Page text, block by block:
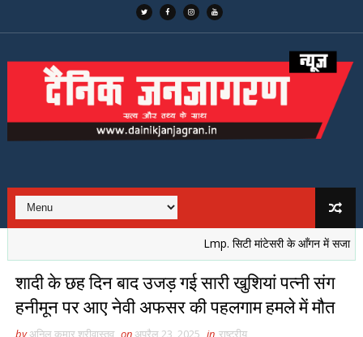
Lmp. सिटी मांटेसरी के आँगन में सजा नेतृत्व
शादी के छह दिन बाद उजड़ गई सारी खुशियां पत्नी संग
हनीमून पर आए नेवी अफसर की पहलगाम हमले में मौत
byअनिल कुमार श्रीवास्तव onअप्रैल 23, 2025 in राष्ट्रीय